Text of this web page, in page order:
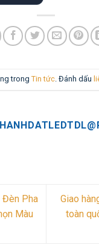
trong Tin tức. Đánh dấu
Đèn Pha
Màu
Giao
toàn